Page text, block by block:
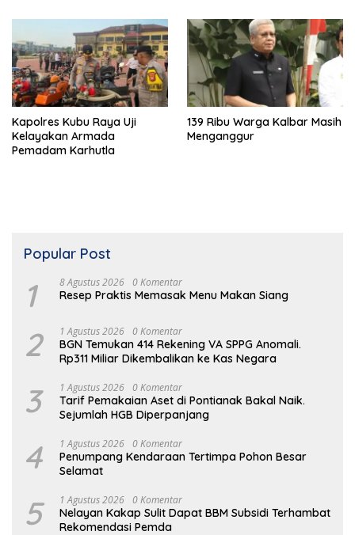
Kapolres Kubu Raya Uji
Kelayakan Armada
Pemadam Karhutla
139 Ribu Warga Kalbar Masih
Menganggur
Popular Post
1 8 Agustus 2026 0 Komentar
Resep Praktis Memasak Menu Makan Siang
2 1 Agustus 2026 0 Komentar
BGN Temukan 414 Rekening VA SPPG Anomali.
Rp311 Miliar Dikembalikan ke Kas Negara
3 1 Agustus 2026 0 Komentar
Tarif Pemakaian Aset di Pontianak Bakal Naik.
Sejumlah HGB Diperpanjang
4 1 Agustus 2026 0 Komentar
Penumpang Kendaraan Tertimpa Pohon Besar
Selamat
5 1 Agustus 2026 0 Komentar
Nelayan Kakap Sulit Dapat BBM Subsidi Terhambat
Rekomendasi Pemda